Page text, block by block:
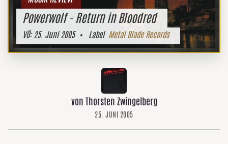
Powerwolf - Return in Bloodred
VÖ:25. Juni 2005• Label Metal Blade Records
von Thorsten Zwingelberg
25. JUNI 2005